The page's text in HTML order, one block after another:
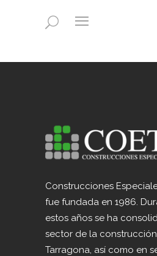
Construcciones
fue fundada en 1986.
estos años se ha
sector de la
Tarragona, así como en